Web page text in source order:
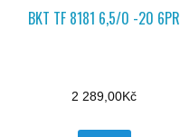
BKT TF 8181 6,5/0 -20 6PR
2 289,00Kč